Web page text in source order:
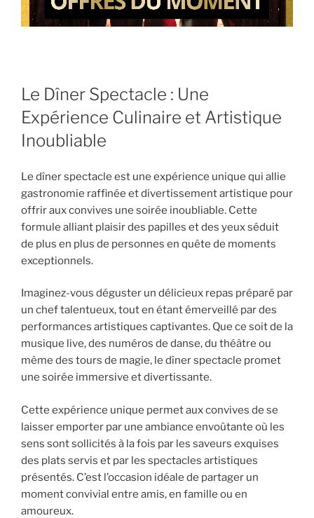
Le Dîner Spectacle : Une
Expérience Culinaire et Artistique
Inoubliable
Le dîner spectacle est une expérience unique qui allie
gastronomie raffinée et divertissement artistique pour
offrir aux convives une soirée inoubliable. Cette
formule alliant plaisir des papilles et des yeux séduit
de plus en plus de personnes en quête de moments
exceptionnels.
Imaginez-vous déguster un délicieux repas préparé par
un chef talentueux, tout en étant émerveillé par des
performances artistiques captivantes. Que ce soit de la
musique live, des numéros de danse, du théâtre ou
même des tours de magie, le dîner spectacle promet
une soirée immersive et divertissante.
Cette expérience unique permet aux convives de se
laisser emporter par une ambiance envoûtante où les
sens sont sollicités à la fois par les saveurs exquises
des plats servis et par les spectacles artistiques
présentés. C’est l’occasion idéale de partager un
moment convivial entre amis, en famille ou en
amoureux.